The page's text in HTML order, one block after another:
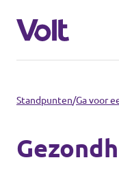
Afdelingen
Volt Amsterdam
Standpunten/Ga voor